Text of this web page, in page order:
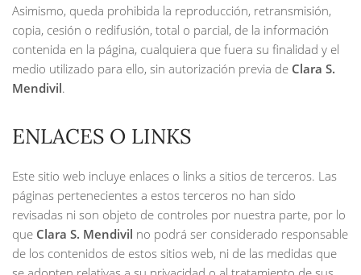
Asimismo, queda prohibida la reproducción, retransmisión,
copia, cesión o redifusión, total o parcial, de la información
contenida en la página, cualquiera que fuera su finalidad y el
medio utilizado para ello, sin autorización previa de Clara S.
Mendivil.
ENLACES O LINKS
Este sitio web incluye enlaces o links a sitios de terceros. Las
páginas pertenecientes a estos terceros no han sido
revisadas ni son objeto de controles por nuestra parte, por lo
que Clara S. Mendivil no podrá ser considerado responsable
de los contenidos de estos sitios web, ni de las medidas que